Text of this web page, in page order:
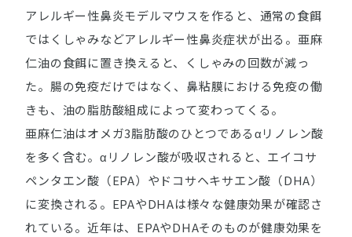
アレルギー性鼻炎モデルマウスを作ると、通常の食餌
ではくしゃみなどアレルギー性鼻炎症状が出る。亜麻
仁油の食餌に置き換えると、くしゃみの回数が減っ
た。腸の免疫だけではなく、鼻粘膜における免疫の働
きも、油の脂肪酸組成によって変わってくる。
亜麻仁油はオメガ3脂肪酸のひとつであるαリノレン酸
を多く含む。αリノレン酸が吸収されると、エイコサ
ペンタエン酸（EPA）やドコサヘキサエン酸（DHA）
に変換される。EPAやDHAは様々な健康効果が確認さ
れている。近年は、EPAやDHAそのものが健康効果を